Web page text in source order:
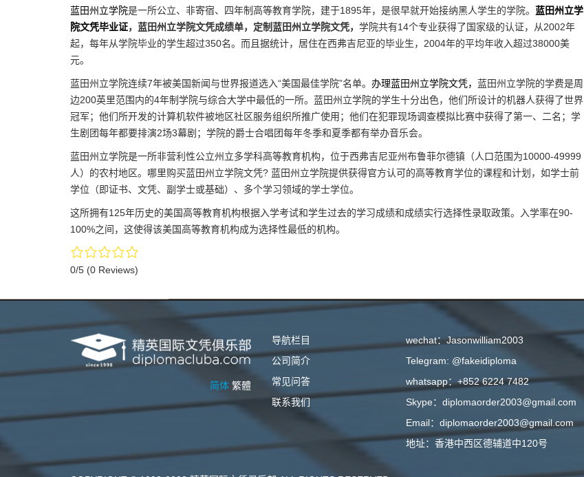
蓝田州立学院是一所公立、非寄宿、四年制高等教育学院，建于1895年，是很早就开始接纳黑人学生的学院。 蓝田州立学
院文凭毕业证，蓝田州立学院文凭成绩单，定制蓝田州立学院文凭， 学院共有14个专业获得了国家级的认证，从2002年
起，每年从学院毕业的学生超过350名。而且据统计，居住在西弗吉尼亚的毕业生，2004年的平均年收入超过38000美
元。
蓝田州立学院连续7年被美国新闻与世界报道选入“美国最佳学院”名单。 办理蓝田州立学院文凭， 蓝田州立学院的学费是周
边200英里范围内的4年制学院与综合大学中最低的一所。蓝田州立学院的学生十分出色，他们所设计的机器人获得了世界
冠军；他们所开发的计算机软件被地区社区服务组织所推广使用；他们在犯罪现场调查模拟比赛中获得了第一、二名；学
生剧团每年都要排演2场3幕剧；学院的爵士合唱团每年冬季和夏季都有举办音乐会。
蓝田州立学院是一所非营利性公立州立多学科高等教育机构，位于西弗吉尼亚州布鲁菲尔德镇（人口范围为10000-49999
人）的农村地区。哪里购买蓝田州立学院文凭? 蓝田州立学院提供获得官方认可的高等教育学位的课程和计划，如学士前
学位（即证书、文凭、副学士或基础）、多个学习领域的学士学位。
这所拥有125年历史的美国高等教育机构根据入学考试和学生过去的学习成绩和成绩实行选择性录取政策。入学率在90-
100%之间，这使得该美国高等教育机构成为选择性最低的机构。
0/5 (0 Reviews)
简体 繁體
导航栏目
公司简介
常见问答
联系我们
wechat：Jasonwilliam2003
Telegram: @fakeidiploma
whatsapp：+852 6224 7482
Skype：diplomaorder2003@gmail.com
Email：diplomaorder2003@gmail.com
地址：香港中西区德辅道中120号